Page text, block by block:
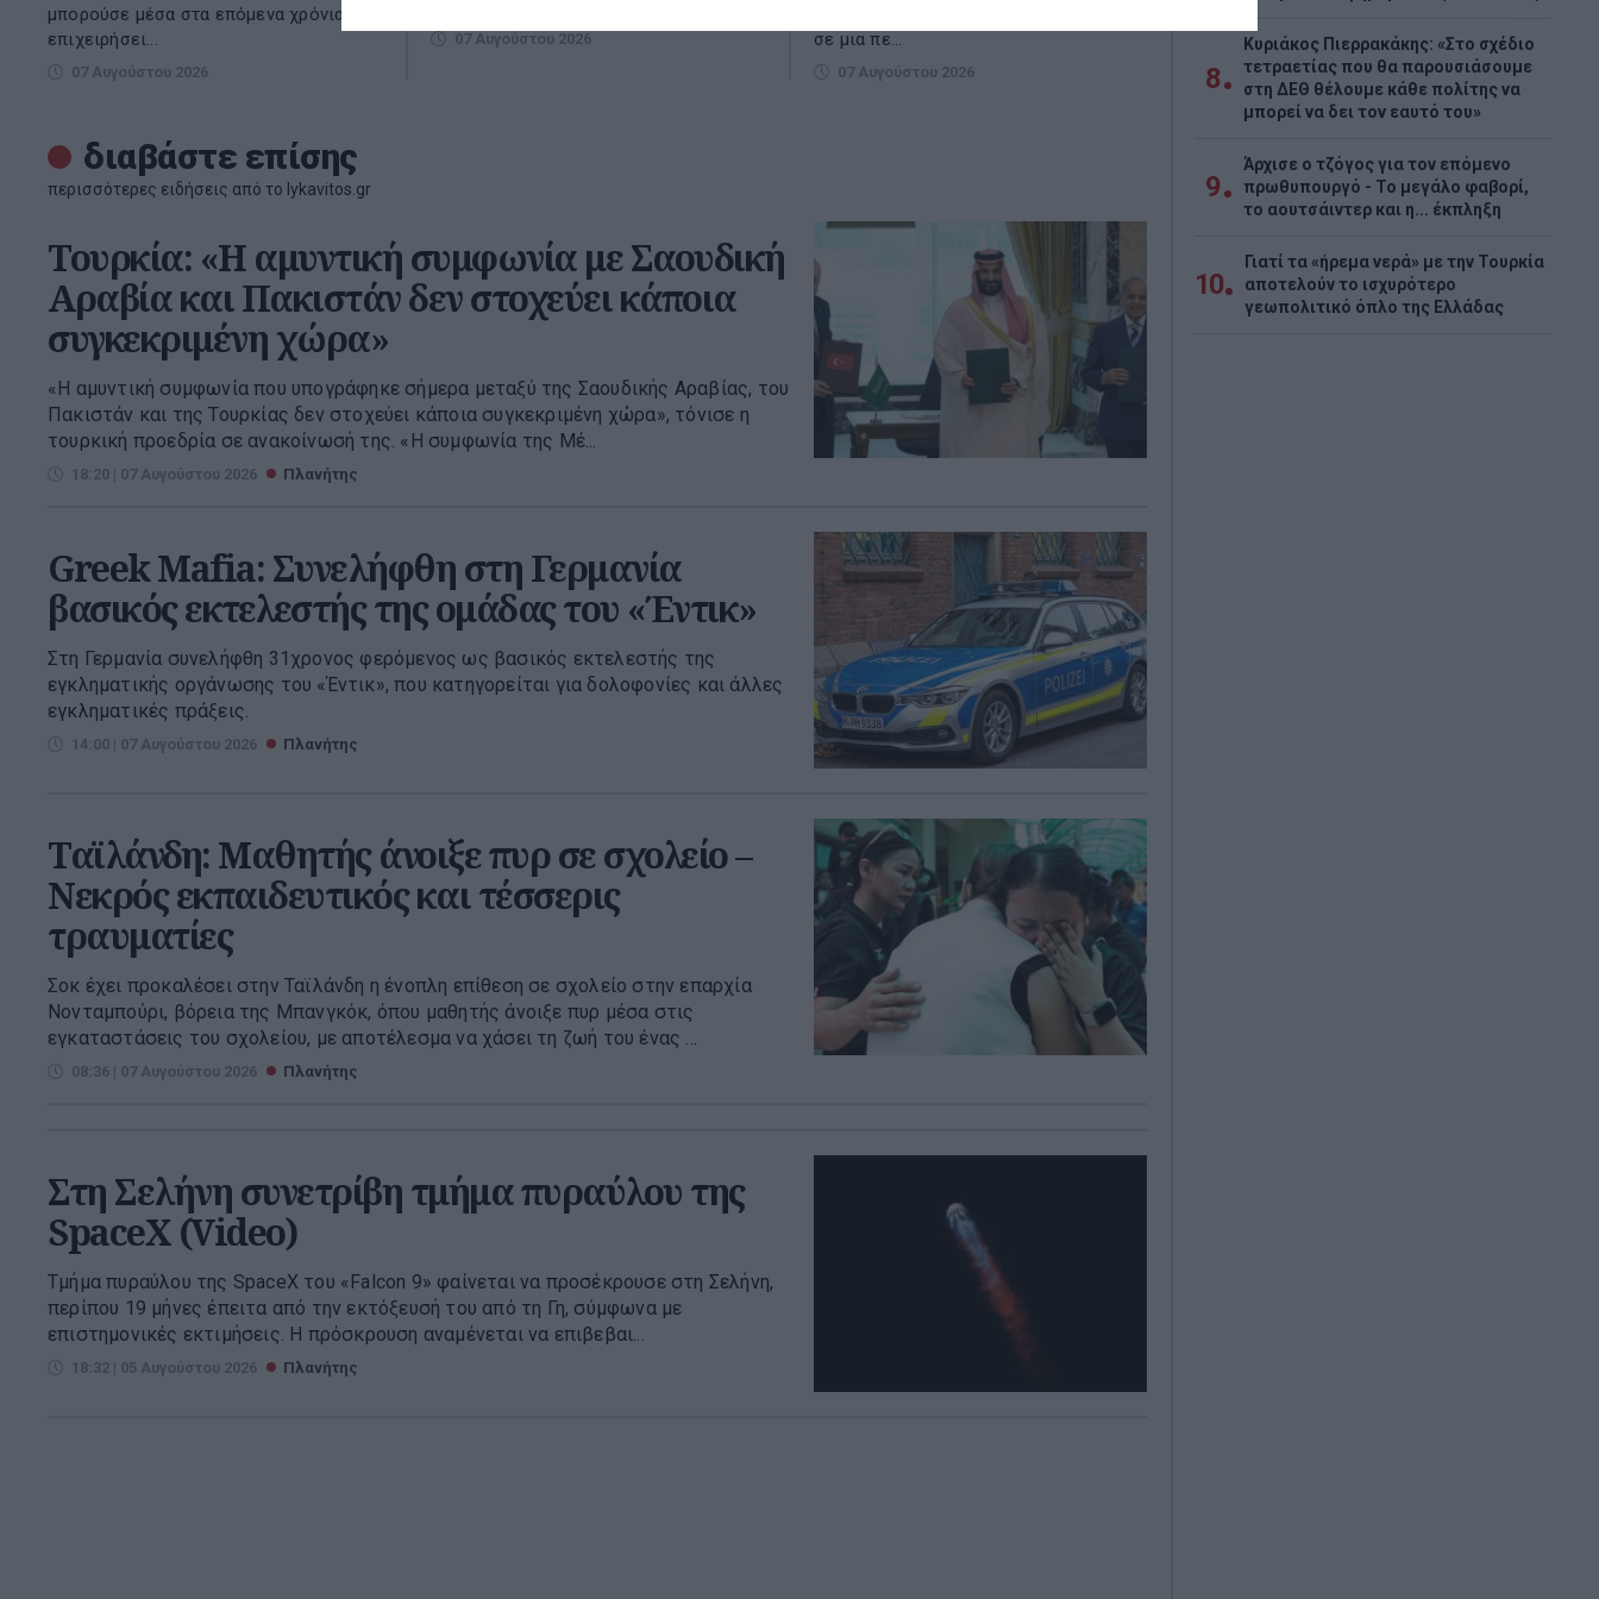
μπορούσε μέσα στα επόμενα χρόνια να
επιχειρήσει...
07 Αυγούστου 2026
07 Αυγούστου 2026
σε μια πε...
07 Αυγούστου 2026
διαβάστε επίσης
περισσότερες ειδήσεις από το lykavitos.gr
Τουρκία: «Η αμυντική συμφωνία με Σαουδική
Αραβία και Πακιστάν δεν στοχεύει κάποια
συγκεκριμένη χώρα»
«Η αμυντική συμφωνία που υπογράφηκε σήμερα μεταξύ της Σαουδικής Αραβίας, του
Πακιστάν και της Τουρκίας δεν στοχεύει κάποια συγκεκριμένη χώρα», τόνισε η
τουρκική προεδρία σε ανακοίνωσή της. «Η συμφωνία της Μέ...
18:20 | 07 Αυγούστου 2026 Πλανήτης
Greek Mafia: Συνελήφθη στη Γερμανία
βασικός εκτελεστής της ομάδας του «Έντικ»
Στη Γερμανία συνελήφθη 31χρονος φερόμενος ως βασικός εκτελεστής της
εγκληματικής οργάνωσης του «Έντικ», που κατηγορείται για δολοφονίες και άλλες
εγκληματικές πράξεις.
14:00 | 07 Αυγούστου 2026 Πλανήτης
Ταϊλάνδη: Μαθητής άνοιξε πυρ σε σχολείο –
Νεκρός εκπαιδευτικός και τέσσερις
τραυματίες
Σοκ έχει προκαλέσει στην Ταϊλάνδη η ένοπλη επίθεση σε σχολείο στην επαρχία
Νονταμπούρι, βόρεια της Μπανγκόκ, όπου μαθητής άνοιξε πυρ μέσα στις
εγκαταστάσεις του σχολείου, με αποτέλεσμα να χάσει τη ζωή του ένας ...
08:36 | 07 Αυγούστου 2026 Πλανήτης
Στη Σελήνη συνετρίβη τμήμα πυραύλου της
SpaceX (Video)
Τμήμα πυραύλου της SpaceX του «Falcon 9» φαίνεται να προσέκρουσε στη Σελήνη,
περίπου 19 μήνες έπειτα από την εκτόξευσή του από τη Γη, σύμφωνα με
επιστημονικές εκτιμήσεις. Η πρόσκρουση αναμένεται να επιβεβαι...
18:32 | 05 Αυγούστου 2026 Πλανήτης
8
Κυριάκος Πιερρακάκης: «Στο σχέδιο
τετραετίας που θα παρουσιάσουμε
στη ΔΕΘ θέλουμε κάθε πολίτης να
μπορεί να δει τον εαυτό του»
9
Άρχισε ο τζόγος για τον επόμενο
πρωθυπουργό - Το μεγάλο φαβορί,
το αουτσάιντερ και η... έκπληξη
10
Γιατί τα «ήρεμα νερά» με την Τουρκία
αποτελούν το ισχυρότερο
γεωπολιτικό όπλο της Ελλάδας